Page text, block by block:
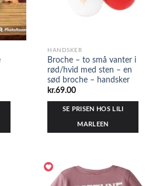
HANDSKER
Broche – to små vanter i
rød/hvid med sten – en
sød broche – handsker
kr.69.00
SE PRISEN HOS LILI
MARLEEN